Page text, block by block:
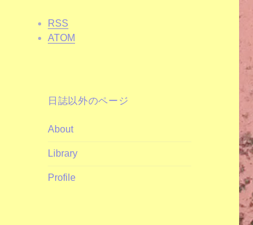
RSS
ATOM
日誌以外のページ
About
Library
Profile